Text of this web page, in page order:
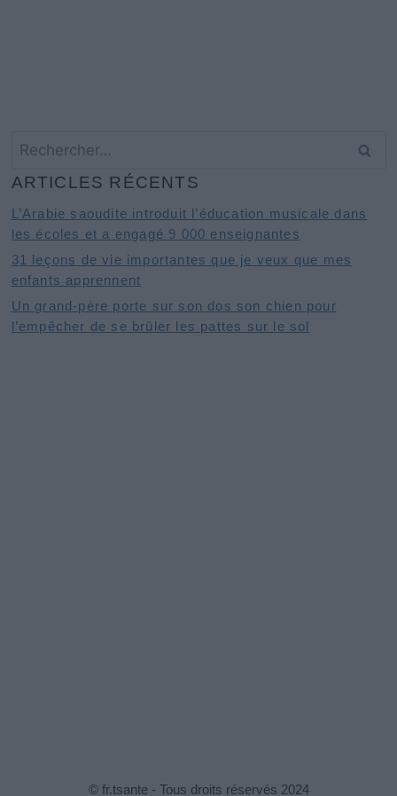
ARTICLES RÉCENTS
L’Arabie saoudite introduit l’éducation musicale dans
les écoles et a engagé 9 000 enseignantes
31 leçons de vie importantes que je veux que mes
enfants apprennent
Un grand-père porte sur son dos son chien pour
l’empêcher de se brûler les pattes sur le sol
© fr.tsante - Tous droits réservés 2024